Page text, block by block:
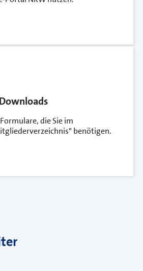
die Sie im
benötigen.